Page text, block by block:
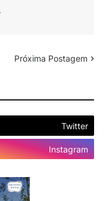
Próxima Postagem
Twitter
Instagram